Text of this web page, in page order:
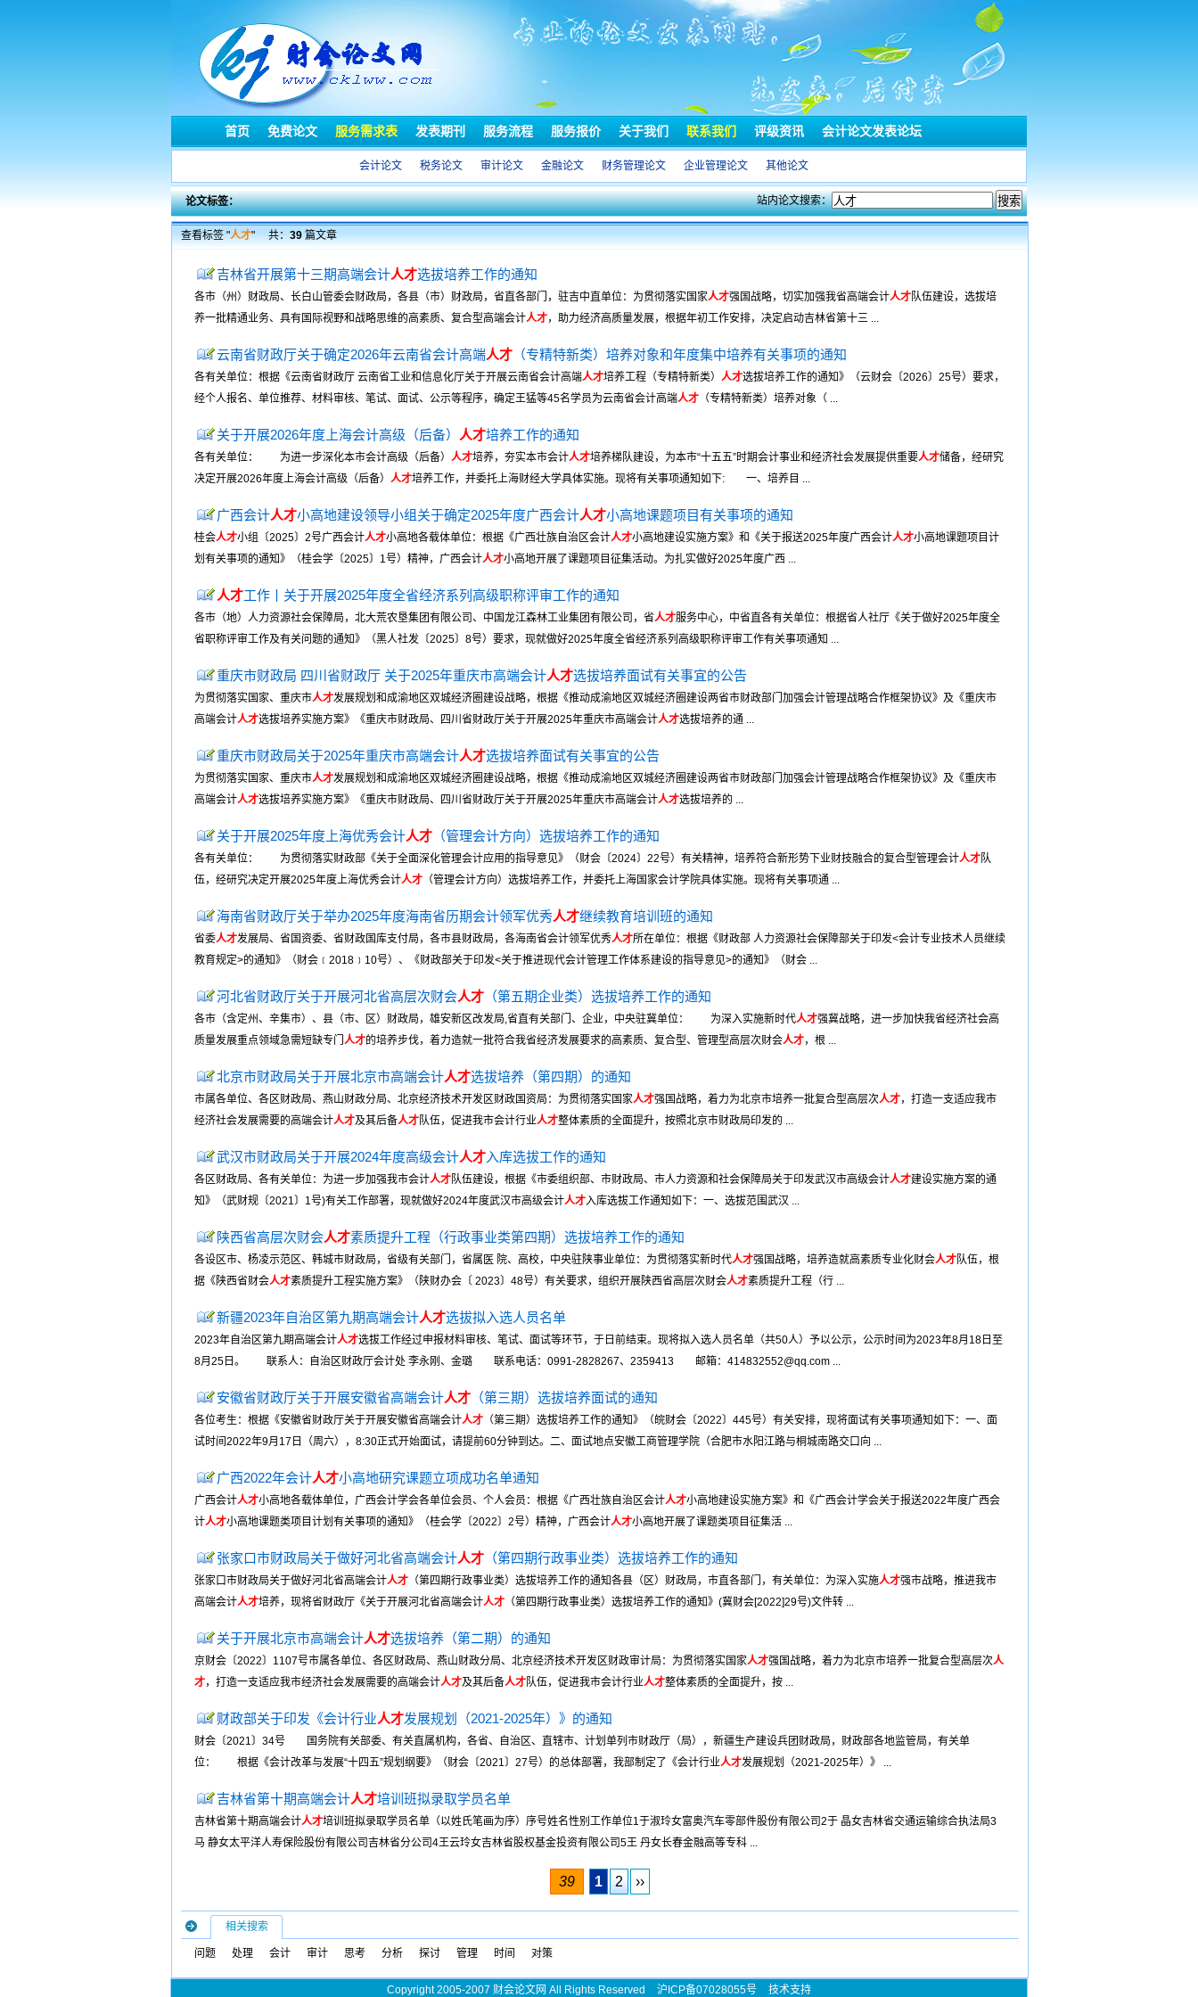
首页 免费论文 服务需求表 发表期刊 服务流程 服务报价 关于我们 联系我们 评级资讯 会计论文发表论坛
会计论文 税务论文 审计论文 金融论文 财务管理论文 企业管理论文 其他论文
论文标签： 站内论文搜索：
查看标签 "人才" 共：39篇文章
吉林省开展第十三期高端会计人才选拔培养工作的通知
各市（州）财政局、长白山管委会财政局，各县（市）财政局，省直各部门，驻吉中直单位：为贯彻落实国家人才强国战略，切实加强我省高端会计人才队伍建设，选拔培
养一批精通业务、具有国际视野和战略思维的高素质、复合型高端会计人才，助力经济高质量发展，根据年初工作安排，决定启动吉林省第十三 ...
云南省财政厅关于确定2026年云南省会计高端人才 （专精特新类）培养对象和年度集中培养有关事项的通知
各有关单位：根据《云南省财政厅 云南省工业和信息化厅关于开展云南省会计高端人才培养工程（专精特新类） 人才选拔培养工作的通知》（云财会〔2026〕25号）要求，
经个人报名、单位推荐、材料审核、笔试、面试、公示等程序，确定王猛等45名学员为云南省会计高端人才 （专精特新类）培养对象（ ...
关于开展2026年度上海会计高级（后备） 人才培养工作的通知
各有关单位： 为进一步深化本市会计高级（后备） 人才培养，夯实本市会计人才培养梯队建设，为本市“十五五”时期会计事业和经济社会发展提供重要人才储备，经研究
决定开展2026年度上海会计高级（后备） 人才培养工作，并委托上海财经大学具体实施。现将有关事项通知如下: 一、培养目 ...
广西会计人才小高地建设领导小组关于确定2025年度广西会计人才小高地课题项目有关事项的通知
桂会人才小组〔2025〕2号广西会计人才小高地各载体单位：根据《广西壮族自治区会计人才小高地建设实施方案》和《关于报送2025年度广西会计人才小高地课题项目计
划有关事项的通知》（桂会学〔2025〕1号）精神，广西会计人才小高地开展了课题项目征集活动。为扎实做好2025年度广西 ...
人才工作丨关于开展2025年度全省经济系列高级职称评审工作的通知
各市（地）人力资源社会保障局，北大荒农垦集团有限公司、中国龙江森林工业集团有限公司，省人才服务中心，中省直各有关单位：根据省人社厅《关于做好2025年度全
省职称评审工作及有关问题的通知》（黑人社发〔2025〕8号）要求，现就做好2025年度全省经济系列高级职称评审工作有关事项通知 ...
重庆市财政局 四川省财政厅 关于2025年重庆市高端会计人才选拔培养面试有关事宜的公告
为贯彻落实国家、重庆市人才发展规划和成渝地区双城经济圈建设战略，根据《推动成渝地区双城经济圈建设两省市财政部门加强会计管理战略合作框架协议》及《重庆市
高端会计人才选拔培养实施方案》《重庆市财政局、四川省财政厅关于开展2025年重庆市高端会计人才选拔培养的通 ...
重庆市财政局关于2025年重庆市高端会计人才选拔培养面试有关事宜的公告
为贯彻落实国家、重庆市人才发展规划和成渝地区双城经济圈建设战略，根据《推动成渝地区双城经济圈建设两省市财政部门加强会计管理战略合作框架协议》及《重庆市
高端会计人才选拔培养实施方案》《重庆市财政局、四川省财政厅关于开展2025年重庆市高端会计人才选拔培养的 ...
关于开展2025年度上海优秀会计人才 （管理会计方向）选拔培养工作的通知
各有关单位： 为贯彻落实财政部《关于全面深化管理会计应用的指导意见》（财会〔2024〕22号）有关精神，培养符合新形势下业财技融合的复合型管理会计人才队
伍，经研究决定开展2025年度上海优秀会计人才 （管理会计方向）选拔培养工作，并委托上海国家会计学院具体实施。现将有关事项通 ...
海南省财政厅关于举办2025年度海南省历期会计领军优秀人才继续教育培训班的通知
省委人才发展局、省国资委、省财政国库支付局，各市县财政局，各海南省会计领军优秀人才所在单位：根据《财政部 人力资源社会保障部关于印发<会计专业技术人员继续
教育规定>的通知》（财会﹝2018﹞10号）、《财政部关于印发<关于推进现代会计管理工作体系建设的指导意见>的通知》（财会 ...
河北省财政厅关于开展河北省高层次财会人才 （第五期企业类）选拔培养工作的通知
各市（含定州、辛集市）、县（市、区）财政局，雄安新区改发局,省直有关部门、企业，中央驻冀单位： 为深入实施新时代人才强冀战略，进一步加快我省经济社会高
质量发展重点领域急需短缺专门 人才的培养步伐，着力造就一批符合我省经济发展要求的高素质、复合型、管理型高层次财会人才，根 ...
北京市财政局关于开展北京市高端会计人才选拔培养（第四期）的通知
市属各单位、各区财政局、燕山财政分局、北京经济技术开发区财政国资局：为贯彻落实国家人才强国战略，着力为北京市培养一批复合型高层次人才，打造一支适应我市
经济社会发展需要的高端会计人才及其后备人才队伍，促进我市会计行业人才整体素质的全面提升，按照北京市财政局印发的 ...
武汉市财政局关于开展2024年度高级会计人才入库选拔工作的通知
各区财政局、各有关单位：为进一步加强我市会计人才队伍建设，根据《市委组织部、市财政局、市人力资源和社会保障局关于印发武汉市高级会计人才建设实施方案的通
知》（武财规〔2021〕1号)有关工作部署，现就做好2024年度武汉市高级会计人才入库选拔工作通知如下：一、选拔范围武汉 ...
陕西省高层次财会人才素质提升工程（行政事业类第四期）选拔培养工作的通知
各设区市、杨凌示范区、韩城市财政局，省级有关部门，省属医 院、高校，中央驻陕事业单位：为贯彻落实新时代人才强国战略，培养造就高素质专业化财会人才队伍，根
据《陕西省财会人才素质提升工程实施方案》（陕财办会〔 2023〕48号）有关要求，组织开展陕西省高层次财会人才素质提升工程（行 ...
新疆2023年自治区第九期高端会计人才选拔拟入选人员名单
2023年自治区第九期高端会计人才选拔工作经过申报材料审核、笔试、面试等环节，于日前结束。现将拟入选人员名单（共50人）予以公示，公示时间为2023年8月18日至
8月25日。 联系人：自治区财政厅会计处 李永刚、金璐 联系电话：0991-2828267、2359413 邮箱：414832552@qq.com ...
安徽省财政厅关于开展安徽省高端会计人才 （第三期）选拔培养面试的通知
各位考生：根据《安徽省财政厅关于开展安徽省高端会计人才 （第三期）选拔培养工作的通知》（皖财会〔2022〕445号）有关安排，现将面试有关事项通知如下：一、面
试时间2022年9月17日（周六），8:30正式开始面试，请提前60分钟到达。二、面试地点安徽工商管理学院（合肥市水阳江路与桐城南路交口向 ...
广西2022年会计人才小高地研究课题立项成功名单通知
广西会计人才小高地各载体单位，广西会计学会各单位会员、个人会员：根据《广西壮族自治区会计人才小高地建设实施方案》和《广西会计学会关于报送2022年度广西会
计人才小高地课题类项目计划有关事项的通知》（桂会学〔2022〕2号）精神，广西会计人才小高地开展了课题类项目征集活 ...
张家口市财政局关于做好河北省高端会计人才 （第四期行政事业类）选拔培养工作的通知
张家口市财政局关于做好河北省高端会计人才 （第四期行政事业类）选拔培养工作的通知各县（区）财政局，市直各部门，有关单位：为深入实施人才强市战略，推进我市
高端会计人才培养，现将省财政厅《关于开展河北省高端会计人才 （第四期行政事业类）选拔培养工作的通知》(冀财会[2022]29号)文件转 ...
关于开展北京市高端会计人才选拔培养（第二期）的通知
京财会〔2022〕1107号市属各单位、各区财政局、燕山财政分局、北京经济技术开发区财政审计局：为贯彻落实国家人才强国战略，着力为北京市培养一批复合型高层次人
才，打造一支适应我市经济社会发展需要的高端会计人才及其后备人才队伍，促进我市会计行业人才整体素质的全面提升，按 ...
财政部关于印发《会计行业人才发展规划（2021-2025年）》的通知
财会〔2021〕34号 国务院有关部委、有关直属机构，各省、自治区、直辖市、计划单列市财政厅（局），新疆生产建设兵团财政局，财政部各地监管局，有关单
位： 根据《会计改革与发展“十四五”规划纲要》（财会〔2021〕27号）的总体部署，我部制定了《会计行业人才发展规划（2021-2025年）》 ...
吉林省第十期高端会计人才培训班拟录取学员名单
吉林省第十期高端会计人才培训班拟录取学员名单（以姓氏笔画为序）序号姓名性别工作单位1于淑玲女富奥汽车零部件股份有限公司2于 晶女吉林省交通运输综合执法局3
马 静女太平洋人寿保险股份有限公司吉林省分公司4王云玲女吉林省股权基金投资有限公司5王 丹女长春金融高等专科 ...
39 1 2 ››
相关搜索
问题 处理 会计 审计 思考 分析 探讨 管理 时间 对策
Copyright 2005-2007 财会论文网 All Rights Reserved 沪ICP备07028055号 技术支持